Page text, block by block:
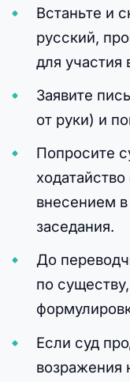
Встаньте и
русский,
для участия
Заявите
от руки) и
Попросите
внесением
заседания.
До
по
Если суд
возражения